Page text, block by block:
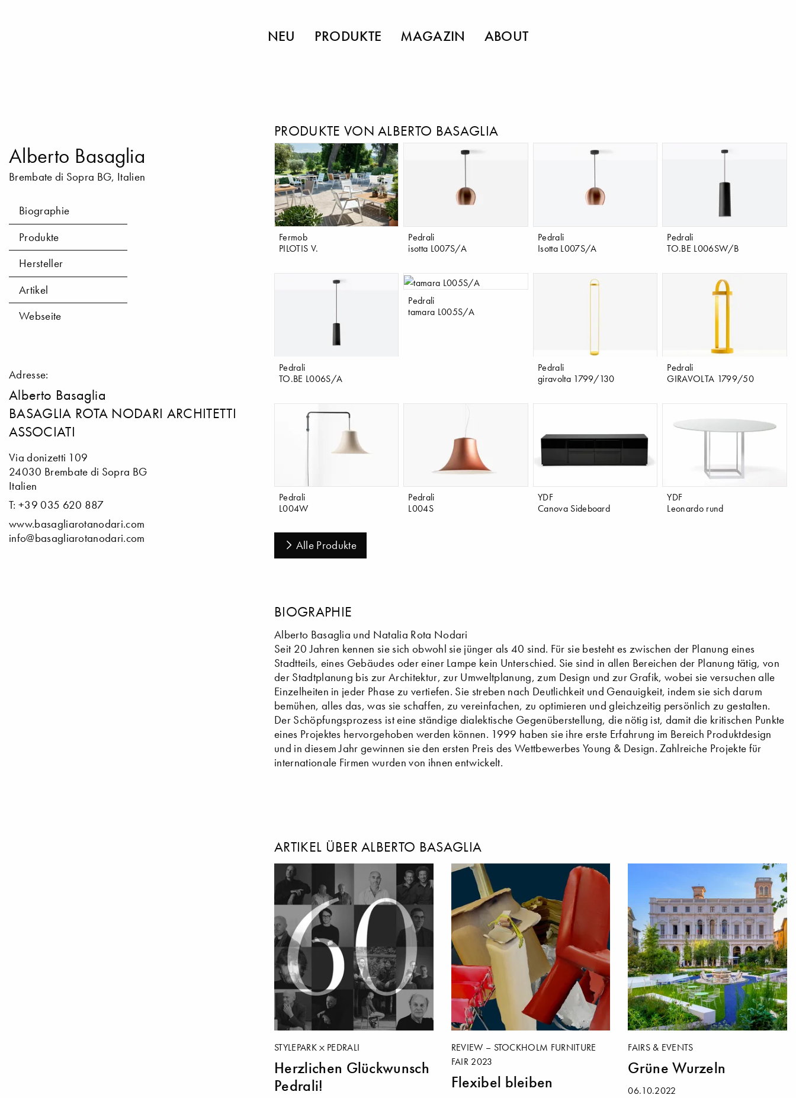
NEU PRODUKTE MAGAZIN ABOUT
Alberto Basaglia
Brembate di Sopra BG, Italien
Biographie
Produkte
Hersteller
Artikel
Webseite
Adresse:
Alberto Basaglia
BASAGLIA ROTA NODARI ARCHITETTI
ASSOCIATI
Via donizetti 109
24030 Brembate di Sopra BG
Italien
T: +39 035 620 887
www.basagliarotanodari.com
info@basagliarotanodari.com
PRODUKTE VON ALBERTO BASAGLIA
Fermob
PILOTIS V.
Pedrali
isotta L007S/A
Pedrali
Isotta L007S/A
Pedrali
TO.BE L006SW/B
Pedrali
TO.BE L006S/A
Pedrali
tamara L005S/A
Pedrali
giravolta 1799/130
Pedrali
GIRAVOLTA 1799/50
Pedrali
L004W
Pedrali
L004S
YDF
Canova Sideboard
YDF
Leonardo rund
Alle Produkte
BIOGRAPHIE
Alberto Basaglia und Natalia Rota Nodari
Seit 20 Jahren kennen sie sich obwohl sie jünger als 40 sind. Für sie besteht es zwischen der Planung eines
Stadtteils, eines Gebäudes oder einer Lampe kein Unterschied. Sie sind in allen Bereichen der Planung tätig, von
der Stadtplanung bis zur Architektur, zur Umweltplanung, zum Design und zur Grafik, wobei sie versuchen alle
Einzelheiten in jeder Phase zu vertiefen. Sie streben nach Deutlichkeit und Genauigkeit, indem sie sich darum
bemühen, alles das, was sie schaffen, zu vereinfachen, zu optimieren und gleichzeitig persönlich zu gestalten.
Der Schöpfungsprozess ist eine ständige dialektische Gegenüberstellung, die nötig ist, damit die kritischen Punkte
eines Projektes hervorgehoben werden können. 1999 haben sie ihre erste Erfahrung im Bereich Produktdesign
und in diesem Jahr gewinnen sie den ersten Preis des Wettbewerbes Young & Design. Zahlreiche Projekte für
internationale Firmen wurden von ihnen entwickelt.
ARTIKEL ÜBER ALBERTO BASAGLIA
STYLEPARK PEDRALI
Herzlichen Glückwunsch
Pedrali!
REVIEW – STOCKHOLM FURNITURE
FAIR 2023
Flexibel bleiben
FAIRS & EVENTS
Grüne Wurzeln
06.10.2022